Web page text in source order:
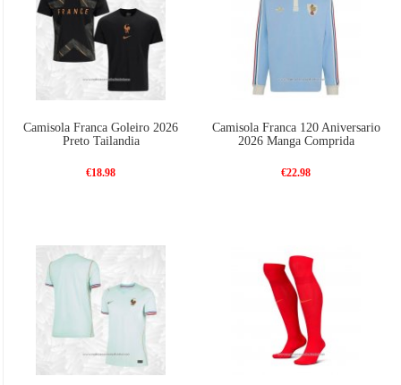
Camisola Franca Goleiro 2026
Preto Tailandia
€18.98
Camisola Franca 120 Aniversario
2026 Manga Comprida
€22.98